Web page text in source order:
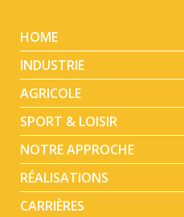
HOME
INDUSTRIE
AGRICOLE
SPORT & LOISIR
NOTRE APPROCHE
RÉALISATIONS
CARRIÈRES